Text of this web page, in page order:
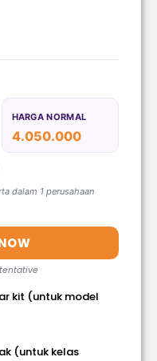
HARGA NORMAL
4.050.000
dalam 1 perusahaan
kit (untuk model
(untuk kelas